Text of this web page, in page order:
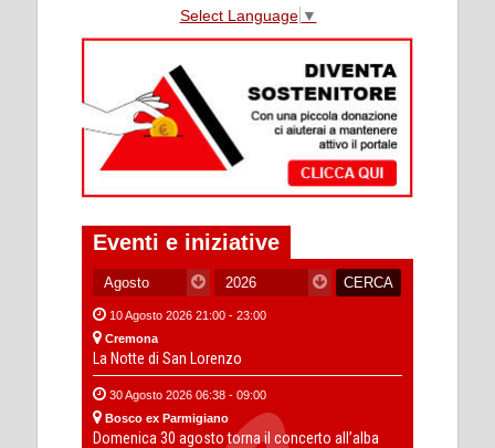
Select Language ▼
Eventi e iniziative
10 Agosto 2026 21:00 - 23:00
Cremona
La Notte di San Lorenzo
30 Agosto 2026 06:38 - 09:00
Bosco ex Parmigiano
Domenica 30 agosto torna il concerto all’alba